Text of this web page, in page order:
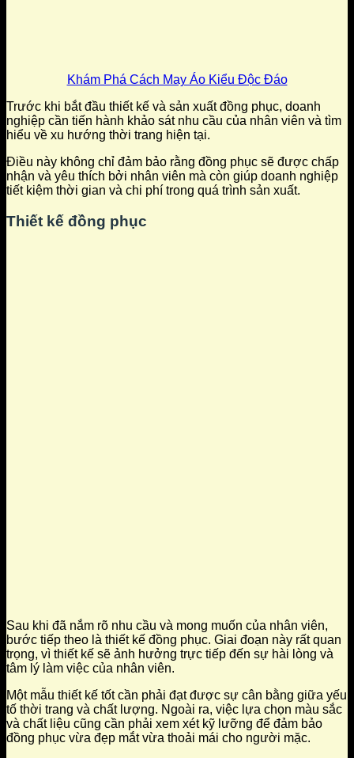
Khám Phá Cách May Áo Kiểu Độc Đáo
Trước khi bắt đầu thiết kế và sản xuất đồng phục, doanh
nghiệp cần tiến hành khảo sát nhu cầu của nhân viên và tìm
hiểu về xu hướng thời trang hiện tại.
Điều này không chỉ đảm bảo rằng đồng phục sẽ được chấp
nhận và yêu thích bởi nhân viên mà còn giúp doanh nghiệp
tiết kiệm thời gian và chi phí trong quá trình sản xuất.
Thiết kế đồng phục
Sau khi đã nắm rõ nhu cầu và mong muốn của nhân viên,
bước tiếp theo là thiết kế đồng phục. Giai đoạn này rất quan
trọng, vì thiết kế sẽ ảnh hưởng trực tiếp đến sự hài lòng và
tâm lý làm việc của nhân viên.
Một mẫu thiết kế tốt cần phải đạt được sự cân bằng giữa yếu
tố thời trang và chất lượng. Ngoài ra, việc lựa chọn màu sắc
và chất liệu cũng cần phải xem xét kỹ lưỡng để đảm bảo
đồng phục vừa đẹp mắt vừa thoải mái cho người mặc.